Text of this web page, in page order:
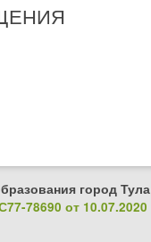
город Тула
78690 от 10.07.2020